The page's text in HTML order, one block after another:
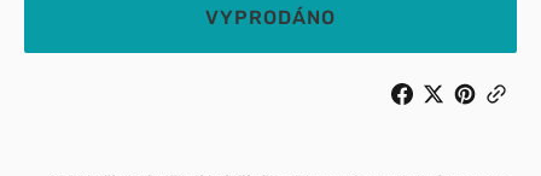
uši
uši
s
VYPRODÁNO